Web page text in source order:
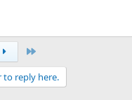
to reply here.